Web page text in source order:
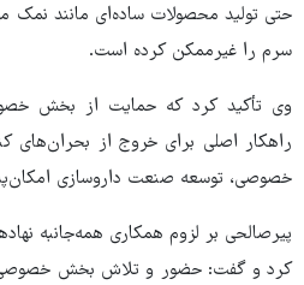
حتی تولید محصولات ساده‌ای مانند نمک
سرم را غیرممکن کرده است.
وی تأکید کرد که حمایت از بخش
راهکار اصلی برای خروج از
خصوصی، توسعه صنعت داروسازی
پیرصالحی بر لزوم همکاری همه‌جانبه
کرد و گفت: حضور و تلاش بخش خصوصی